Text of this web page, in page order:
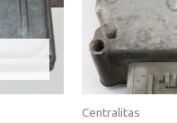
Centralitas